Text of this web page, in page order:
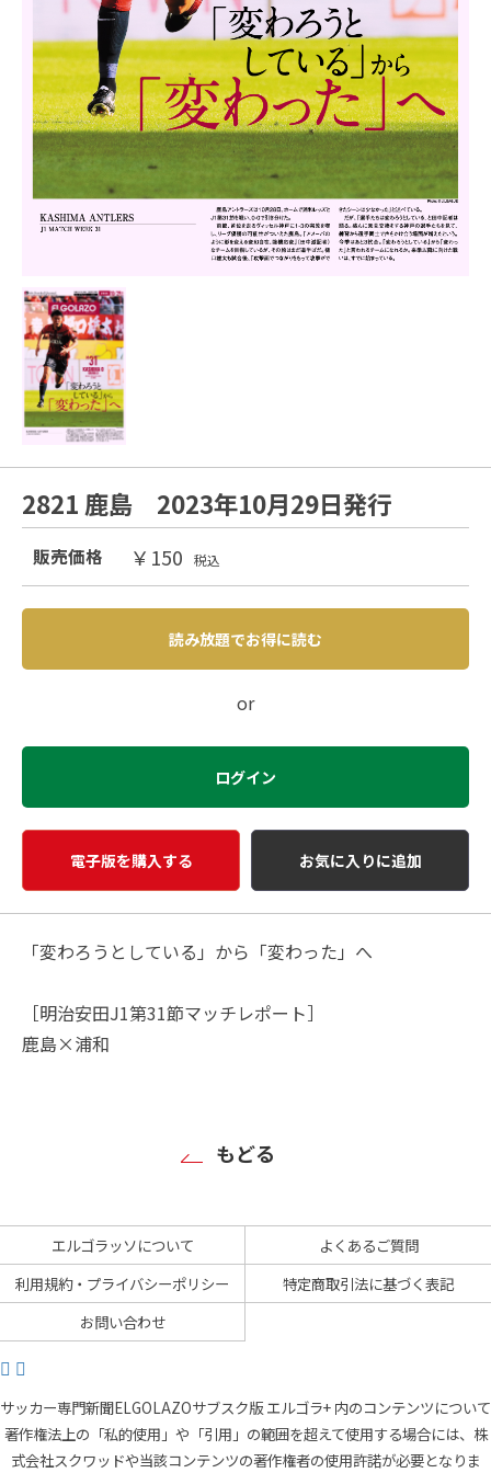
2821 鹿島 2023年10月29日発行
販売価格 ￥150 税込
読み放題でお得に読む
or
ログイン
電子版を購入する お気に入りに追加
「変わろうとしている」から「変わった」へ
［明治安田J1第31節マッチレポート］
鹿島×浦和
もどる
エルゴラッソについて
よくあるご質問
利用規約・プライバシーポリシー
特定商取引法に基づく表記
お問い合わせ
サッカー専門新聞ELGOLAZOサブスク版 エルゴラ+ 内のコンテンツについて
著作権法上の「私的使用」や「引用」の範囲を超えて使用する場合には、株
式会社スクワッドや当該コンテンツの著作権者の使用許諾が必要となりま